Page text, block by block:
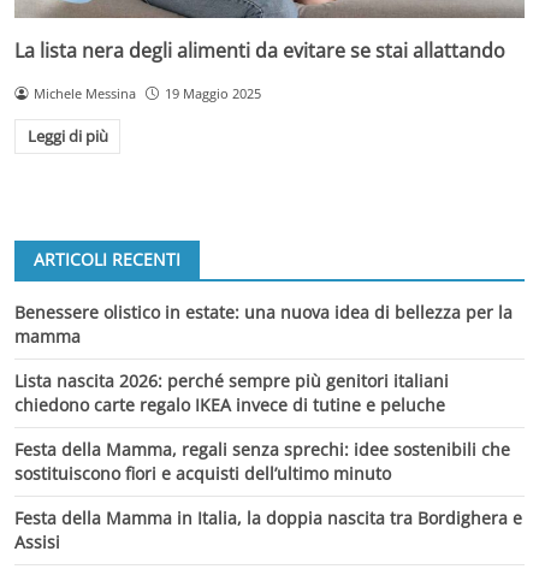
La lista nera degli alimenti da evitare se stai allattando
Michele Messina 19 Maggio 2025
Leggi di più
ARTICOLI RECENTI
Benessere olistico in estate: una nuova idea di bellezza per la
mamma
Lista nascita 2026: perché sempre più genitori italiani
chiedono carte regalo IKEA invece di tutine e peluche
Festa della Mamma, regali senza sprechi: idee sostenibili che
sostituiscono fiori e acquisti dell’ultimo minuto
Festa della Mamma in Italia, la doppia nascita tra Bordighera e
Assisi